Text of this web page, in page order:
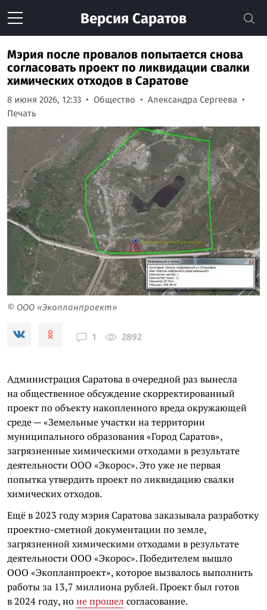
Версия Саратов
Мэрия после провалов попытается снова
согласовать проект по ликвидации свалки
химических отходов в Саратове
8 июня 2026, 12:33 Общество
Александра Сергеева
Печать
© ООО «Экопланпроект»
1 2892
Администрация Саратова в очередной раз вынесла
на общественное обсуждение скорректированный
проект по объекту накопленного вреда окружающей
среде — «Земельные участки на территории
муниципального образования «Город Саратов»,
загрязненные химическими отходами в результате
деятельности ООО «Экорос». Это уже не первая
попытка утвердить проект по ликвидацию свалки
химических отходов.
Ещё в 2023 году мэрия Саратова заказывала разработку
проектно-сметной документации по земле,
загрязненной химическими отходами в результате
деятельности ООО «Экорос». Победителем вышло
ООО «Экопланпроект», которое вызвалось выполнить
работы за 13,7 миллиона рублей. Проект был готов
в 2024 году, ноне прошел согласование.